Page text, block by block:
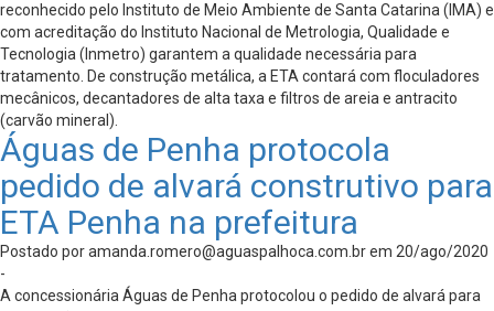
reconhecido pelo Instituto de Meio Ambiente de Santa Catarina (IMA) e
com acreditação do Instituto Nacional de Metrologia, Qualidade e
Tecnologia (Inmetro) garantem a qualidade necessária para
tratamento. De construção metálica, a ETA contará com floculadores
mecânicos, decantadores de alta taxa e filtros de areia e antracito
(carvão mineral).
Águas de Penha protocola
pedido de alvará construtivo para
ETA Penha na prefeitura
Postado poramanda.romero@aguaspalhoca.com.brem 20/ago/2020
-
A concessionária Águas de Penha protocolou o pedido de alvará para